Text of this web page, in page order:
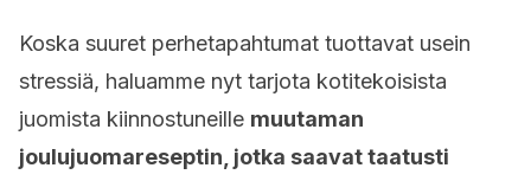
Koska suuret perhetapahtumat tuottavat usein
stressiä, haluamme nyt tarjota kotitekoisista
juomista kiinnostuneille muutaman
joulujuomareseptin, jotka saavat taatusti